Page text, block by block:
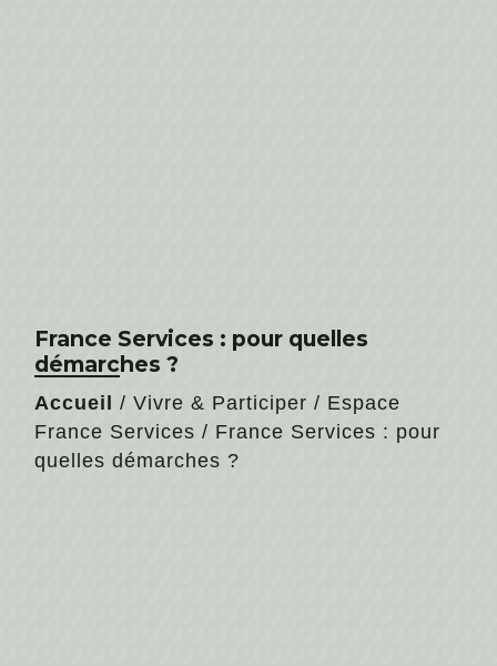
France Services : pour quelles
démarches ?
Accueil / Vivre & Participer / Espace
France Services / France Services : pour
quelles démarches ?